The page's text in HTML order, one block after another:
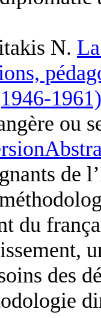
N.
1961)
ou
de
du
des